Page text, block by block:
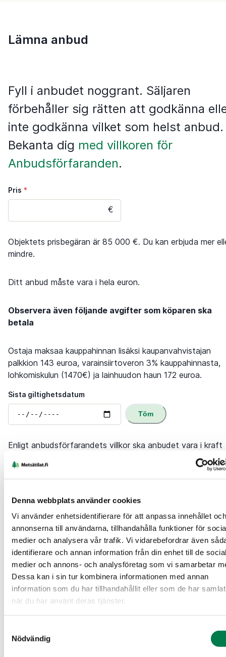
Denna webbplats använder cookies
Vi använder enhetsidentifierare för att anpassa innehållet och
annonserna till användarna, tillhandahålla funktioner för
medier och analysera vår trafik. Vi vidarebefordrar även
identifierare och annan information från din enhet till de
medier och annons- och analysföretag som vi samarbetar
Dessa kan i sin tur kombinera informationen med annan
information som du har tillhandahållit eller som de har
när du har använt deras tjänster.
Nödvändig
Lämna anbud
Fyll i anbudet noggrant. Säljaren
förbehåller sig rätten att godkänna
inte godkänna vilket som helst anbud.
Bekanta dig med villkoren för
Anbudsförfaranden.
Pris *
€
Objektets prisbegäran är 85 000 €. Du kan erbjuda mer
mindre.
Ditt anbud måste vara i hela euron.
Observera även följande avgifter som köparen ska
betala
Ostaja maksaa kauppahinnan lisäksi kaupanvahvistajan
palkkion 143 euroa, varainsiirtoveron 3% kauppahinnasta,
lohkomiskulun (1470€) ja lainhuudon haun 172 euroa.
Sista giltighetsdatum
Töm
Enligt anbudsförfarandets villkor ska anbudet vara i kraft
minst 7 dygn efter tidsfristen som ställts för lämnande av
anbud. Du kan låta bli att fylla i fältet för anbudets
slutdatum. I så fall tolkas anbudet vara i kraft tills vidare.
Obs, bekanta dig vid behov med anbudsförfarandet utan
tidsfrist.
Förnamn * Efternamn *
Jag lägger ett anbud som företag/organisation
Företagets namn Företagets FO-nummer
Adress *